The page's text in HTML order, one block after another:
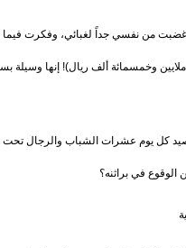
كل يوم عشرات الشباب والرجال تحت
الوقوع في براثنه؟